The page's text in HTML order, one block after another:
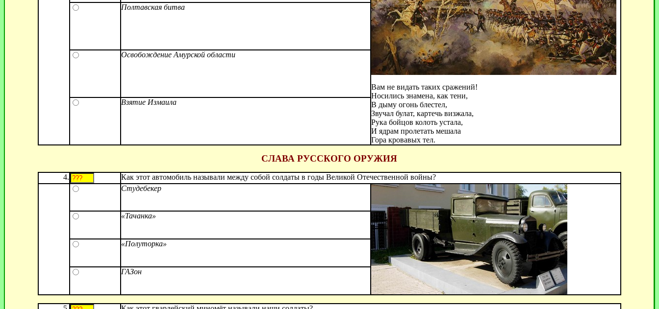
Вам не видать таких сражений!
Носились знамена, как тени,
В дыму огонь блестел,
Звучал булат, картечь визжала,
Рука бойцов колоть устала,
И ядрам пролетать мешала
Гора кровавых тел.
Полтавская битва
Освобождение Амурской области
Взятие Измаила
СЛАВА РУССКОГО ОРУЖИЯ
4.
Как этот автомобиль называли между собой солдаты в годы Великой Отечественной войны?
Студебекер
«Тачанка»
«Полуторка»
ГАЗон